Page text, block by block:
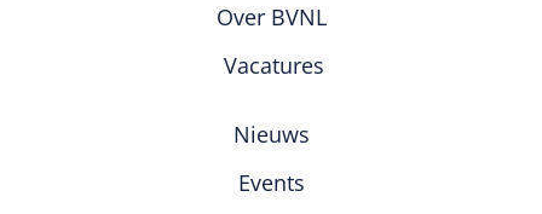
Over BVNL
Vacatures
Nieuws
Events